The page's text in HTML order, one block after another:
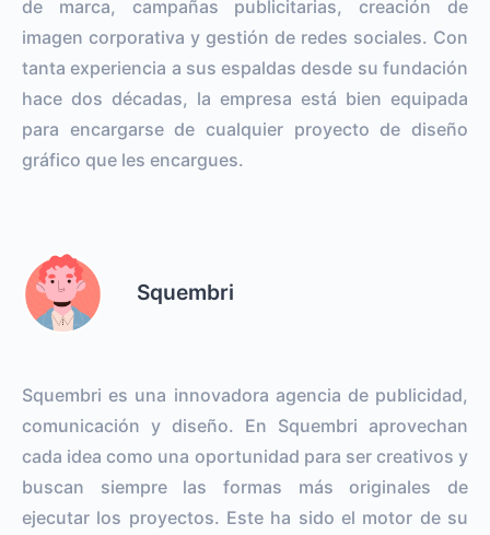
de marca, campañas publicitarias, creación de
imagen corporativa y gestión de redes sociales. Con
tanta experiencia a sus espaldas desde su fundación
hace dos décadas, la empresa está bien equipada
para encargarse de cualquier proyecto de diseño
gráfico que les encargues.
Squembri
Squembri es una innovadora agencia de publicidad,
comunicación y diseño. En Squembri aprovechan
cada idea como una oportunidad para ser creativos y
buscan siempre las formas más originales de
ejecutar los proyectos. Este ha sido el motor de su